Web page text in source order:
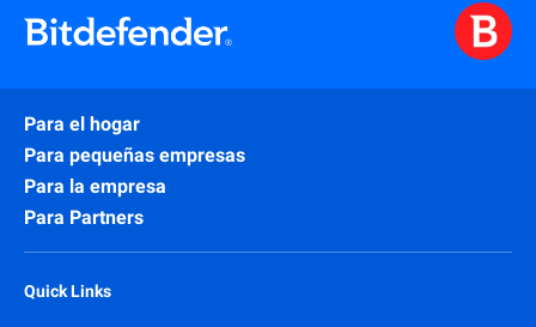
Para el hogar
Para pequeñas empresas
Para la empresa
Para Partners
Quick Links